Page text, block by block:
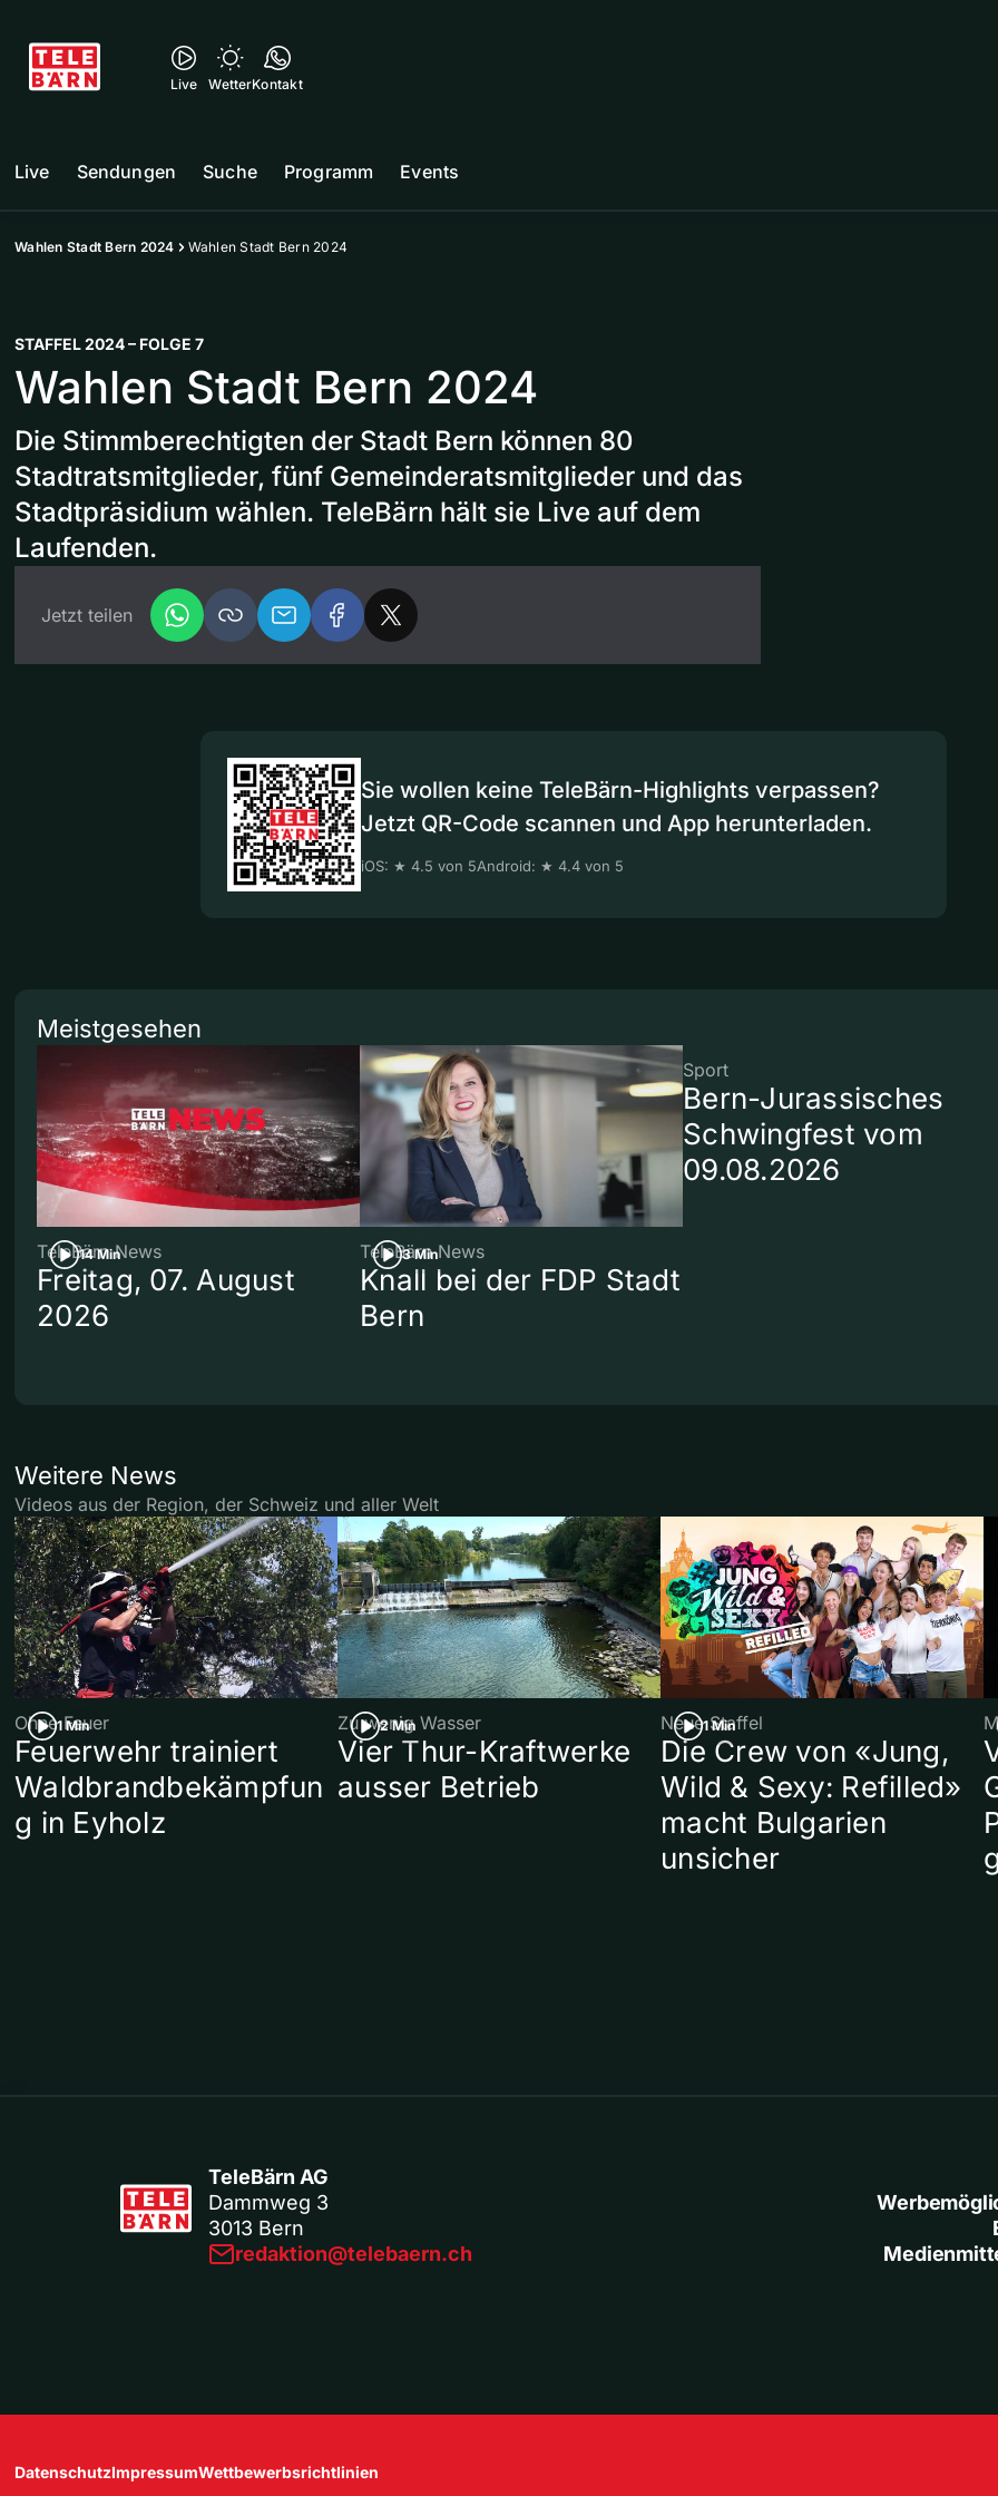
Live WetterKontakt
Live Sendungen Suche Programm Events
Wahlen Stadt Bern 2024 Wahlen Stadt Bern 2024
STAFFEL 2024 – FOLGE 7
Wahlen Stadt Bern 2024
Die Stimmberechtigten der Stadt Bern können 80
Stadtratsmitglieder, fünf Gemeinderatsmitglieder und das
Stadtpräsidium wählen. TeleBärn hält sie Live auf dem
Laufenden.
Jetzt teilen
Sie wollen keine TeleBärn-Highlights verpassen?
Jetzt QR-Code scannen und App herunterladen.
iOS: ★ 4.5 von 5Android: ★ 4.4 von 5
Meistgesehen
14 Min
TeleBärn News
Freitag, 07. August
2026
3 Min
TeleBärn News
Knall bei der FDP Stadt
Bern
Sport
Bern-Jurassisches
Schwingfest vom
09.08.2026
Weitere News
Videos aus der Region, der Schweiz und aller Welt
1 Min
Ohne Feuer
Feuerwehr trainiert
Waldbrandbekämpfun
g in Eyholz
2 Min
Zu wenig Wasser
Vier Thur-Kraftwerke
ausser Betrieb
1 Min
Neue Staffel
Die Crew von «Jung,
Wild & Sexy: Refilled»
macht Bulgarien
unsicher
TeleBärn AG
Dammweg 3
3013 Bern
redaktion@telebaern.ch
DatenschutzImpressumWettbewerbsrichtlinien